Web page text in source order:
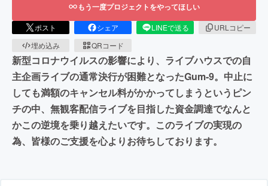
もう一度プロジェクトをやってほしい
ポスト シェア LINEで送る
URLコピー
埋め込み
QRコード
新型コロナウイルスの影響により、ライブハウスでの自
主企画ライブの通常決行が困難となったGum-9。中止に
しても満額のキャンセル料がかかってしまうというピン
チの中、無観客配信ライブを目指した資金調達でなんと
かこの逆境を乗り越えたいです。このライブの実現の
為、皆様のご支援を心よりお待ちしております。